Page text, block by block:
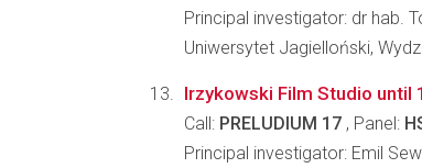
Principal investigator: dr hab.
Uniwersytet Jagielloński,
Irzykowski Film Studio
Call: PRELUDIUM 17 , Panel:
Principal investigator: Emil